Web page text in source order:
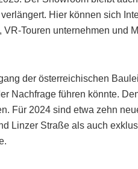
Hier können sich
Touren unternehmen und
der österreichischen
Nachfrage führen könnte.
Für 2024 sind etwa zehn
Linzer Straße als auch